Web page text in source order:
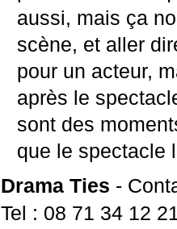
aussi, mais ça
scène, et aller
pour un acteur,
après le
sont des
que le spectacle
Drama Ties -
Tel : 08 71 34 12